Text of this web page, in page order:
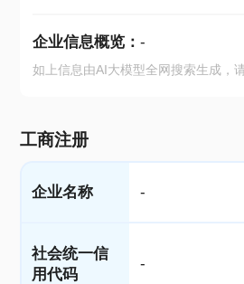
企业信息概览： -
如上信息由AI大模型全网搜索生成，
工商注册
企业名称 -
社会统一信
用代码
-